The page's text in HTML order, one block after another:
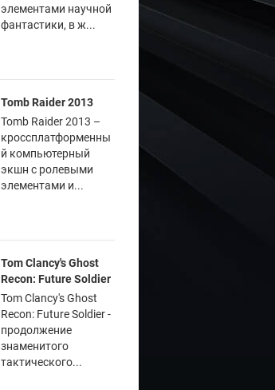
элементами научной
фантастики, в ж...
Tomb Raider 2013
Tomb Raider 2013 –
кроссплатформенны
й компьютерный
экшн с ролевыми
элементами и...
Tom Clancy's Ghost
Recon: Future Soldier
Tom Clancy's Ghost
Recon: Future Soldier -
продолжение
знаменитого
тактического...